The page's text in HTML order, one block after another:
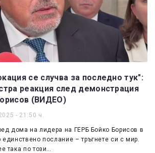
се случва за последно тук":
реакция след демонстрация
(ВИДЕО)
- 21:50 ч.
дома на лидера на ГЕРБ Бойко Борисов в
послание – тръгнете си с мир.
така по този…